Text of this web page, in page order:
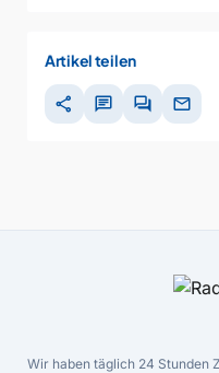
Artikel teilen
share chat forum mail
Wir haben täglich 24 Stunden